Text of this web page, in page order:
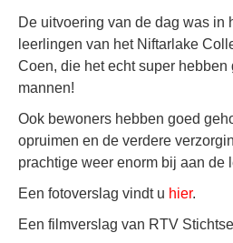
De uitvoering van de dag was in
leerlingen van het Niftarlake
Coen, die het echt super
mannen!
Ook bewoners hebben goed
opruimen en de verdere
prachtige weer enorm bij aan de
Een fotoverslag vindt u hier.
Een filmverslag van RTV